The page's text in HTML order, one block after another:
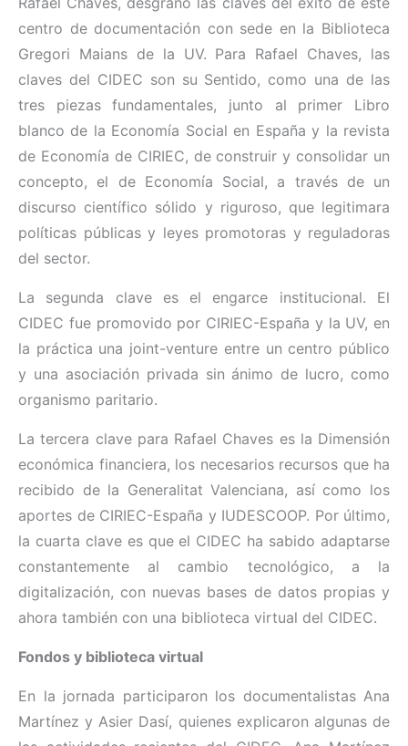
centro de documentación con sede en la Biblioteca
Gregori Maians de la UV. Para Rafael Chaves, las
claves del CIDEC son su Sentido, como una de las
tres piezas fundamentales, junto al primer Libro
blanco de la Economía Social en España y la revista
de Economía de CIRIEC, de construir y consolidar un
concepto, el de Economía Social, a través de un
discurso científico sólido y riguroso, que legitimara
políticas públicas y leyes promotoras y reguladoras
del sector.
La segunda clave es el engarce institucional. El
CIDEC fue promovido por CIRIEC-España y la UV, en
la práctica una joint-venture entre un centro público
y una asociación privada sin ánimo de lucro, como
organismo paritario.
La tercera clave para Rafael Chaves es la Dimensión
económica financiera, los necesarios recursos que ha
recibido de la Generalitat Valenciana, así como los
aportes de CIRIEC-España y IUDESCOOP. Por último,
la cuarta clave es que el CIDEC ha sabido adaptarse
constantemente al cambio tecnológico, a la
digitalización, con nuevas bases de datos propias y
ahora también con una biblioteca virtual del CIDEC.
Fondos y biblioteca virtual
En la jornada participaron los documentalistas Ana
Martínez y Asier Dasí, quienes explicaron algunas de